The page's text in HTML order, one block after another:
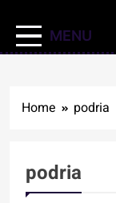
MENU
Home podria
podria